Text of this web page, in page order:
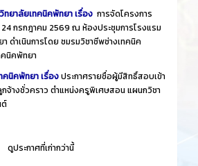
ทยาลัยเทคนิคพัทยา เรื่อง การจัดโครงการ
24 กรกฎาคม 2569 ณ ห้องประชุมการโรงแรม
ดำเนินการโดย ชมรมวิชาชีพช่างเทคนิค
นิคพัทยา
คนิคพัทยา เรื่องประกาศรายชื่อผู้มีสิทธิ์สอบเข้า
จ้างชั่วคราว ตำแหน่งครูพิเศษสอน แผนกวิชา
ต์
ดูประกาศที่เก่ากว่านี้